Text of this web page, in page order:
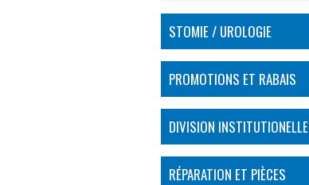
STOMIE / UROLOGIE
PROMOTIONS ET RABAIS
DIVISION INSTITUTIONELLE
RÉPARATION ET PIÈCES